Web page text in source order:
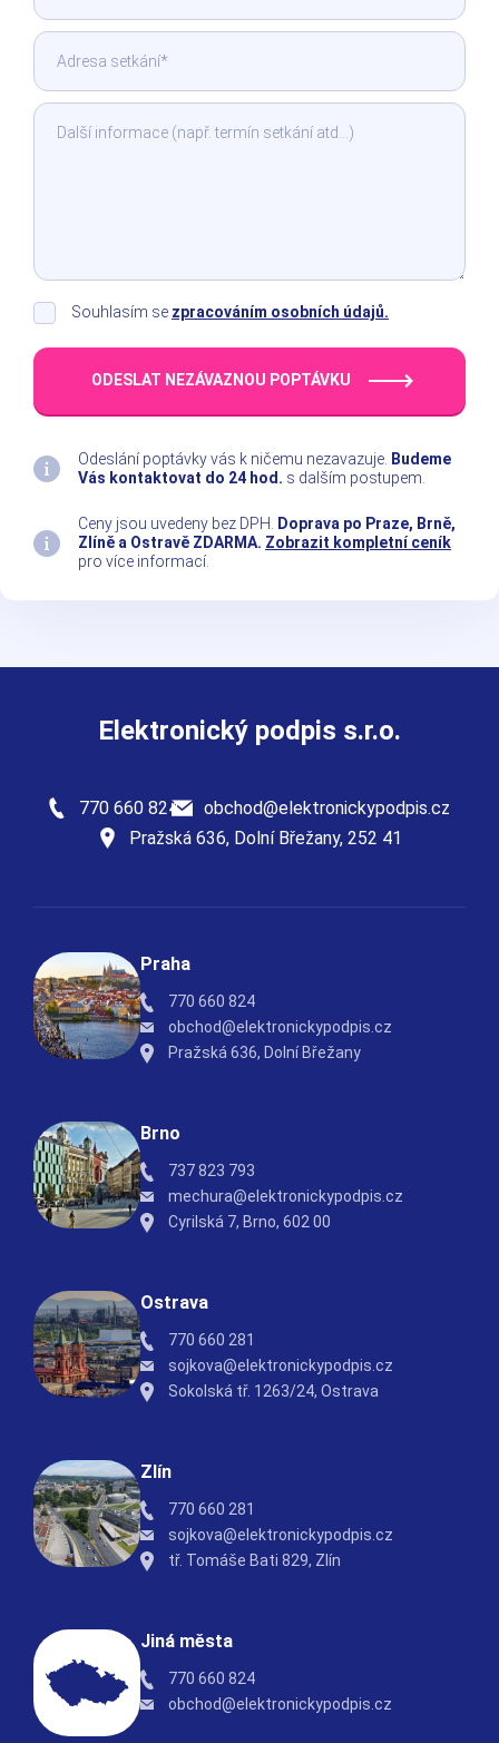
Souhlasím se zpracováním osobních údajů.
ODESLAT NEZÁVAZNOU POPTÁVKU
Odeslání poptávky vás k ničemu nezavazuje. Budeme
Vás kontaktovat do 24 hod. s dalším postupem.
Ceny jsou uvedeny bez DPH.
Doprava po Praze, Brně,
Zlíně a Ostravě ZDARMA. Zobrazit kompletní ceník
pro více informací.
Elektronický podpis s.r.o.
770 660 824
obchod@elektronickypodpis.cz
Pražská 636, Dolní Břežany, 252 41
Praha
770 660 824
obchod@elektronickypodpis.cz
Pražská 636, Dolní Břežany
Brno
737 823 793
mechura@elektronickypodpis.cz
Cyrilská 7, Brno, 602 00
Ostrava
770 660 281
sojkova@elektronickypodpis.cz
Sokolská tř. 1263/24, Ostrava
Zlín
770 660 281
sojkova@elektronickypodpis.cz
tř. Tomáše Bati 829, Zlín
Jiná města
770 660 824
obchod@elektronickypodpis.cz